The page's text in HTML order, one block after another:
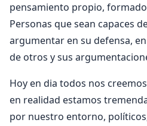
pensamiento propio,
Personas que sean capaces
argumentar en su defensa,
de otros y sus
Hoy en dia todos nos
en realidad estamos
por nuestro entorno,